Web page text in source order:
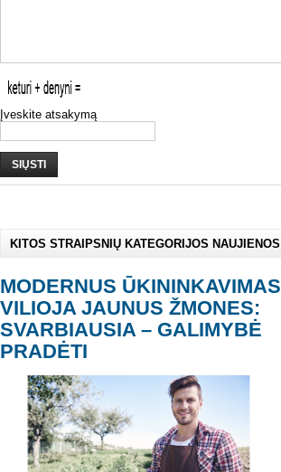
Įveskite atsakymą
SIŲSTI
KITOS STRAIPSNIŲ KATEGORIJOS NAUJIENOS
MODERNUS ŪKININKAVIMAS
VILIOJA JAUNUS ŽMONES:
SVARBIAUSIA – GALIMYBĖ
PRADĖTI